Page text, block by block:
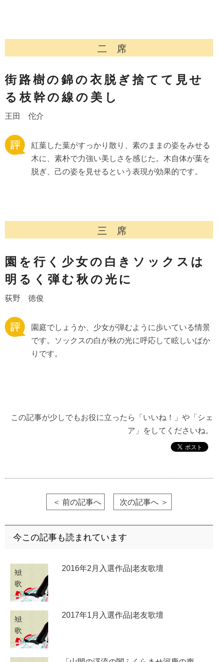
二 席
街路樹の錦の衣脱ぎ捨てて見せ
る枝幹の線の美し
王田 佗介
紅葉した葉がすっかり散り、素のままの姿をみせる
木に、素朴で力強い美しさを感じた。木自体が葉を
脱ぎ、己の姿を見せるという表現が効果的です。
三 席
園を行く少女の白きソックスは
明るく弾む秋の光に
荻野 徳俊
園庭でしょうか、少女が弾むように歩いている情景
です。ソックスの白が秋の光に呼応して眩しいばか
りです。
この記事が少しでもお役に立ったら「いいね！」や「シェ
ア」をしてくださいね。
＜ 前の記事へ 次の記事へ ＞
今この記事も読まれています
2016年2月入選作品|老友歌壇
2017年1月入選作品|老友歌壇